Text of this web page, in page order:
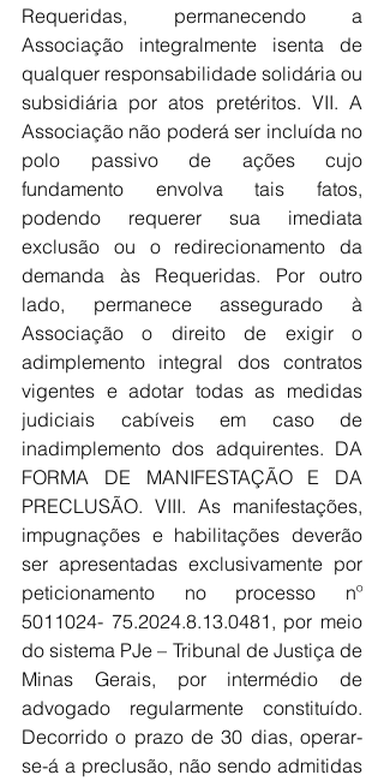
Requeridas, permanecendo a
Associação integralmente isenta de
qualquer responsabilidade solidária ou
subsidiária por atos pretéritos. VII. A
Associação não poderá ser incluída no
polo passivo de ações cujo
fundamento envolva tais fatos,
podendo requerer sua imediata
exclusão ou o redirecionamento da
demanda às Requeridas. Por outro
lado, permanece assegurado à
Associação o direito de exigir o
adimplemento integral dos contratos
vigentes e adotar todas as medidas
judiciais cabíveis em caso de
inadimplemento dos adquirentes. DA
FORMA DE MANIFESTAÇÃO E DA
PRECLUSÃO. VIII. As manifestações,
impugnações e habilitações deverão
ser apresentadas exclusivamente por
peticionamento no processo nº
5011024- 75.2024.8.13.0481, por meio
do sistema PJe – Tribunal de Justiça de
Minas Gerais, por intermédio de
advogado regularmente constituído.
Decorrido o prazo de 30 dias, operar-
se-á a preclusão, não sendo admitidas